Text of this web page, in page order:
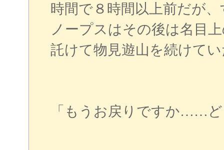
時間で８時間以上前だが
ノープスはその後は名目
託けて物見遊山を続けて
「もうお戻りですか……